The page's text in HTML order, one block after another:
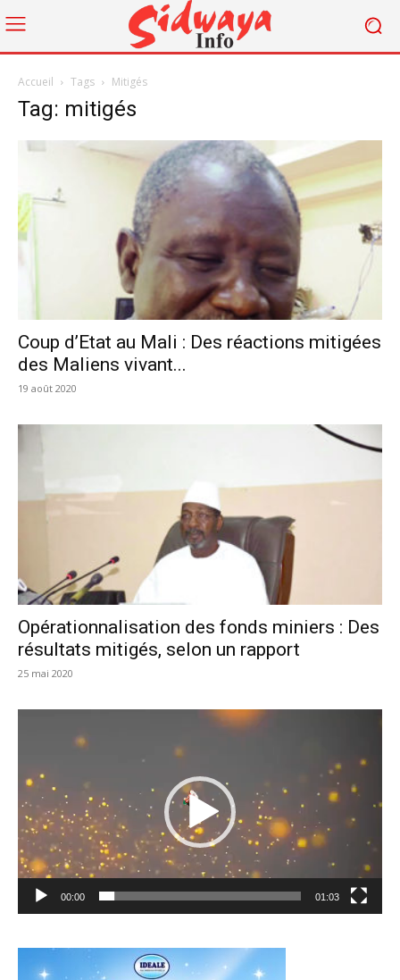
Accueil Tags Mitigés
Tag: mitigés
Coup d’Etat au Mali : Des réactions mitigées
des Maliens vivant...
19 août 2020
Opérationnalisation des fonds miniers : Des
résultats mitigés, selon un rapport
25 mai 2020
00:00 01:03